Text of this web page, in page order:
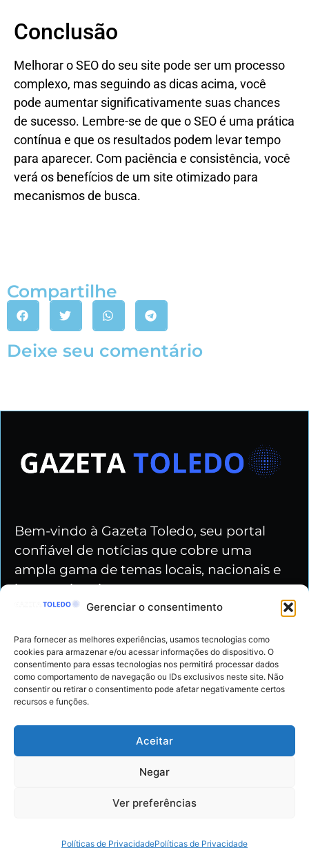
Gerenciar o consentimento
Para fornecer as melhores experiências, usamos tecnologias como
cookies para armazenar e/ou acessar informações do dispositivo. O
consentimento para essas tecnologias nos permitirá processar dados
como comportamento de navegação ou IDs exclusivos neste site. Não
consentir ou retirar o consentimento pode afetar negativamente certos
recursos e funções.
Aceitar
Negar
Ver preferências
Políticas de PrivacidadePolíticas de Privacidade
Conclusão
Melhorar o SEO do seu site pode ser um processo
complexo, mas seguindo as dicas acima, você
pode aumentar significativamente suas chances
de sucesso. Lembre-se de que o SEO é uma prática
contínua e que os resultados podem levar tempo
para aparecer. Com paciência e consistência, você
verá os benefícios de um site otimizado para
mecanismos de busca.
Compartilhe
Deixe seu comentário
Bem-vindo à Gazeta Toledo, seu portal
confiável de notícias que cobre uma
ampla gama de temas locais, nacionais e
internacionais.
Nossas redes
Gazeta Toledo - Copyright © 2024 Todos os
Termos de Uso
Quem somos?